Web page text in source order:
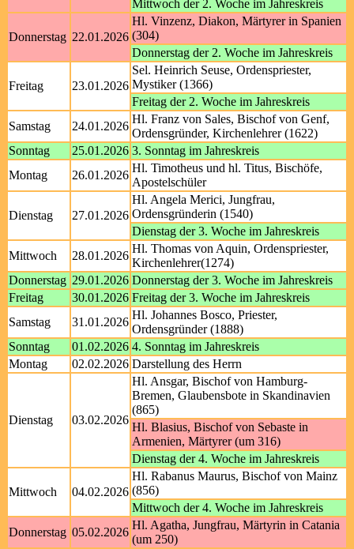
Mittwoch der 2. Woche im Jahreskreis
Donnerstag 22.01.2026
Hl. Vinzenz, Diakon, Märtyrer in Spanien
(304)
Donnerstag der 2. Woche im Jahreskreis
Freitag 23.01.2026
Sel. Heinrich Seuse, Ordenspriester,
Mystiker (1366)
Freitag der 2. Woche im Jahreskreis
Samstag
24.01.2026
Hl. Franz von Sales, Bischof von Genf,
Ordensgründer, Kirchenlehrer (1622)
Sonntag
25.01.2026 3. Sonntag im Jahreskreis
Montag
26.01.2026
Hl. Timotheus und hl. Titus, Bischöfe,
Apostelschüler
Dienstag 27.01.2026
Hl. Angela Merici, Jungfrau,
Ordensgründerin (1540)
Dienstag der 3. Woche im Jahreskreis
Mittwoch
28.01.2026
Hl. Thomas von Aquin, Ordenspriester,
Kirchenlehrer(1274)
Donnerstag 29.01.2026 Donnerstag der 3. Woche im Jahreskreis
Freitag
30.01.2026 Freitag der 3. Woche im Jahreskreis
Samstag
31.01.2026
Hl. Johannes Bosco, Priester,
Ordensgründer (1888)
Sonntag
01.02.2026 4. Sonntag im Jahreskreis
Montag
02.02.2026 Darstellung des Herrn
Dienstag 03.02.2026
Hl. Ansgar, Bischof von Hamburg-
Bremen, Glaubensbote in Skandinavien
(865)
Hl. Blasius, Bischof von Sebaste in
Armenien, Märtyrer (um 316)
Dienstag der 4. Woche im Jahreskreis
Mittwoch 04.02.2026
Hl. Rabanus Maurus, Bischof von Mainz
(856)
Mittwoch der 4. Woche im Jahreskreis
Donnerstag 05.02.2026
Hl. Agatha, Jungfrau, Märtyrin in Catania
(um 250)